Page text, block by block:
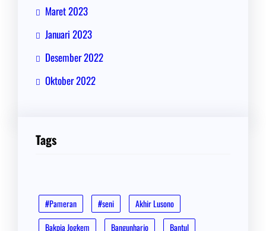
Maret 2023
Januari 2023
Desember 2022
Oktober 2022
Tags
#Pameran #seni
Akhir Lusono
Bakpia Jogkem
Bangunharjo
Bantul